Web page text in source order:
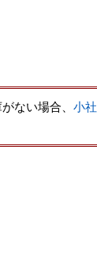
ない場合、 小社